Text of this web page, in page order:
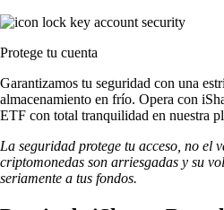
Protege tu cuenta
Garantizamos tu seguridad con una
almacenamiento en frío. Opera con
ETF con total tranquilidad en nuestra
La seguridad protege tu acceso, no el
criptomonedas son arriesgadas y su
seriamente a tus fondos.